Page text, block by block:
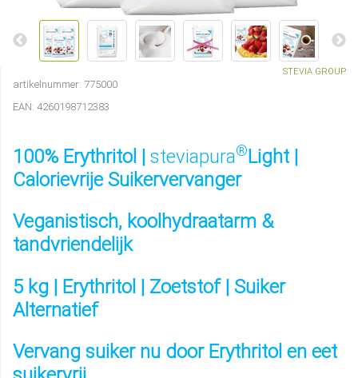
STEVIA GROUP
artikelnummer: 775000
EAN: 4260198712383
100% Erythritol | steviapura® Light |
Calorievrije Suikervervanger
Veganistisch, koolhydraatarm &
tandvriendelijk
5 kg | Erythritol | Zoetstof | Suiker
Alternatief
Vervang suiker nu door Erythritol en eet